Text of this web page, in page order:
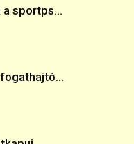
sportps...